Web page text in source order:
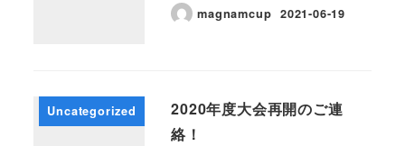
magnamcup 2021-06-19
Uncategorized
2020年度大会再開のご連
絡！